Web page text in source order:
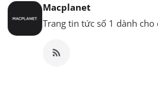
Macplanet
Trang tin tức số 1 dành cho